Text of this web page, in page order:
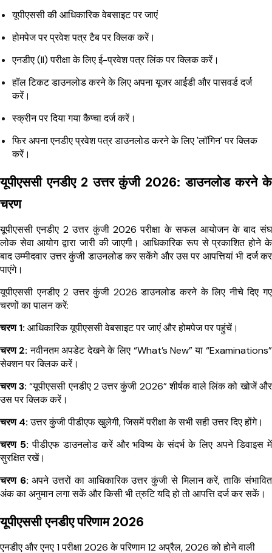
यूपीएससी की आधिकारिक वेबसाइट पर जाएं
होमपेज पर प्रवेश पत्र टैब पर क्लिक करें।
एनडीए (II) परीक्षा के लिए ई-प्रवेश पत्र लिंक पर क्लिक करें।
हॉल टिकट डाउनलोड करने के लिए अपना यूजर आईडी और पासवर्ड दर्ज
करें।
स्क्रीन पर दिया गया कैप्चा दर्ज करें।
फिर अपना एनडीए प्रवेश पत्र डाउनलोड करने के लिए 'लॉगिन' पर क्लिक
करें।
यूपीएससी एनडीए 2 उत्तर कुंजी 2026: डाउनलोड करने के
चरण
यूपीएससी एनडीए 2 उत्तर कुंजी 2026 परीक्षा के सफल आयोजन के बाद संघ
लोक सेवा आयोग द्वारा जारी की जाएगी। आधिकारिक रूप से प्रकाशित होने के
बाद उम्मीदवार उत्तर कुंजी डाउनलोड कर सकेंगे और उस पर आपत्तियां भी दर्ज कर
पाएंगे।
यूपीएससी एनडीए 2 उत्तर कुंजी 2026 डाउनलोड करने के लिए नीचे दिए गए
चरणों का पालन करें:
चरण 1: आधिकारिक यूपीएससी वेबसाइट पर जाएं और होमपेज पर पहुंचें।
चरण 2: नवीनतम अपडेट देखने के लिए “What’s New” या “Examinations”
सेक्शन पर क्लिक करें।
चरण 3:“यूपीएससी एनडीए 2 उत्तर कुंजी 2026” शीर्षक वाले लिंक को खोजें और
उस पर क्लिक करें।
चरण 4:उत्तर कुंजी पीडीएफ खुलेगी, जिसमें परीक्षा के सभी सही उत्तर दिए होंगे।
चरण 5: पीडीएफ डाउनलोड करें और भविष्य के संदर्भ के लिए अपने डिवाइस में
सुरक्षित रखें।
चरण 6:अपने उत्तरों का आधिकारिक उत्तर कुंजी से मिलान करें, ताकि संभावित
अंक का अनुमान लगा सकें और किसी भी त्रुटि यदि हो तो आपत्ति दर्ज कर सकें।
यूपीएससी एनडीए परिणाम 2026
एनडीए और एनए 1 परीक्षा 2026 के परिणाम 12 अप्रैल, 2026 को होने वाली